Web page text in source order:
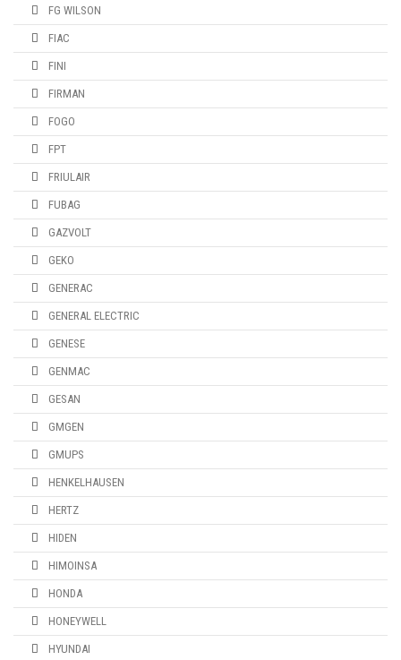
FG WILSON
FIAC
FINI
FIRMAN
FOGO
FPT
FRIULAIR
FUBAG
GAZVOLT
GEKO
GENERAC
GENERAL ELECTRIC
GENESE
GENMAC
GESAN
GMGEN
GMUPS
HENKELHAUSEN
HERTZ
HIDEN
HIMOINSA
HONDA
HONEYWELL
HYUNDAI